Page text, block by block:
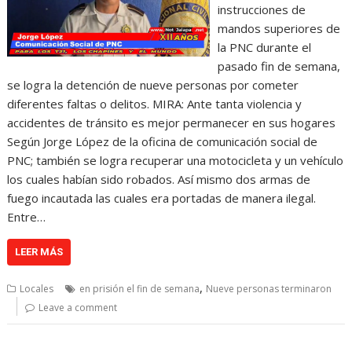
instrucciones de
mandos superiores de
la PNC durante el
pasado fin de semana,
se logra la detención de nueve personas por cometer
diferentes faltas o delitos. MIRA: Ante tanta violencia y
accidentes de tránsito es mejor permanecer en sus hogares
Según Jorge López de la oficina de comunicación social de
PNC; también se logra recuperar una motocicleta y un vehículo
los cuales habían sido robados. Así mismo dos armas de
fuego incautada las cuales era portadas de manera ilegal.
Entre…
LEER MÁS
Locales en prisión el fin de semana, Nueve personas terminaron
Leave a comment